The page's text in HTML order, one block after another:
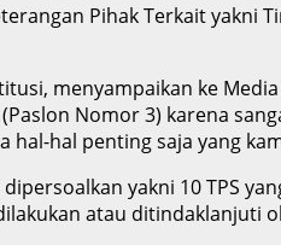
Pihak Terkait yakni
menyampaikan ke
Nomor 3) karena
hal-hal penting saja yang
yakni 10 TPS
atau ditindaklanjuti